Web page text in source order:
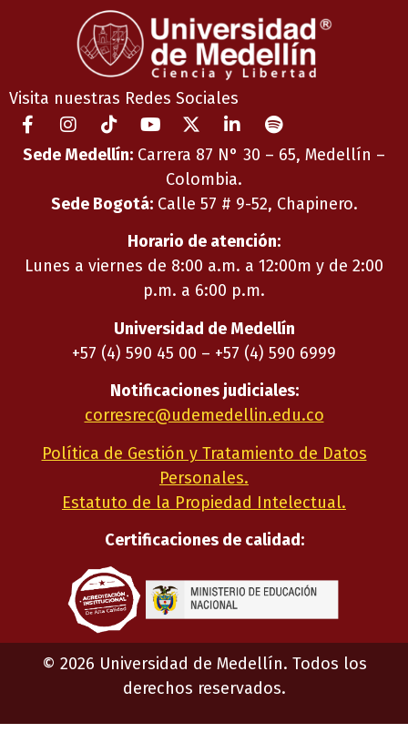
Visita nuestras Redes Sociales
Sede Medellín: Carrera 87 N° 30 – 65, Medellín –
Colombia.
Sede Bogotá:Calle 57 # 9-52, Chapinero.
Horario de atención:
Lunes a viernes de 8:00 a.m. a 12:00m y de 2:00
p.m. a 6:00 p.m.
Universidad de Medellín
+57 (4) 590 45 00 – +57 (4) 590 6999
Notificaciones judiciales:
corresrec@udemedellin.edu.co
Política de Gestión y Tratamiento de Datos
Personales.
Estatuto de la Propiedad Intelectual.
Certificaciones de calidad:
© 2026 Universidad de Medellín. Todos los
derechos reservados.